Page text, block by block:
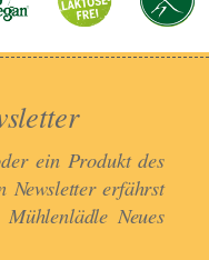
ein Produkt des
Newsletter erfährst
Neues